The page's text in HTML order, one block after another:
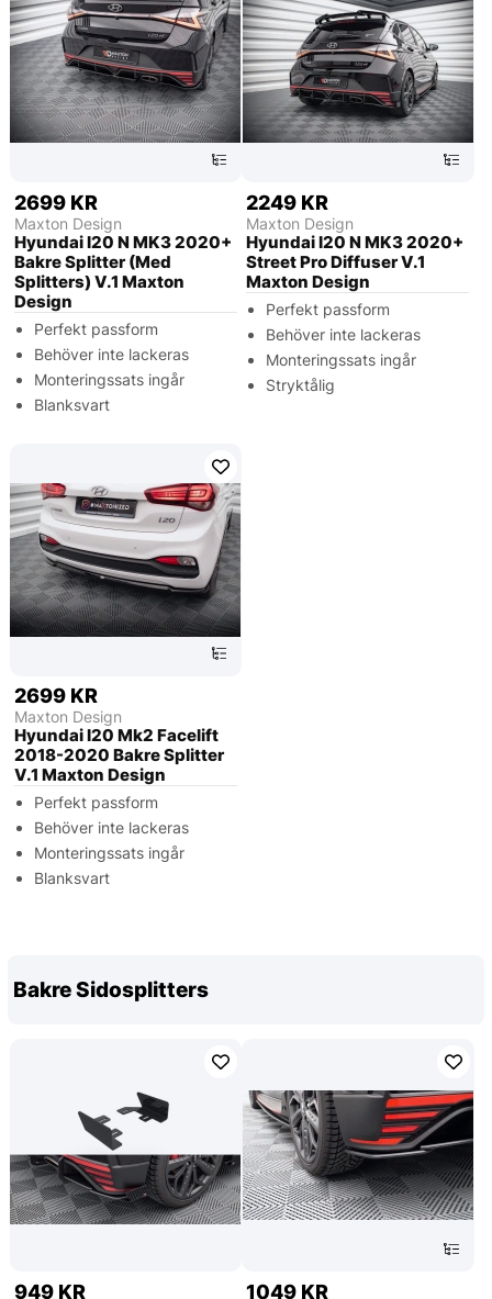
2699 KR
Maxton Design
Hyundai I20 N MK3 2020+
Bakre Splitter (Med
Splitters) V.1 Maxton
Design
Perfekt passform
Behöver inte lackeras
Monteringssats ingår
Blanksvart
2249 KR
Maxton Design
Hyundai I20 N MK3 2020+
Street Pro Diffuser V.1
Maxton Design
Perfekt passform
Behöver inte lackeras
Monteringssats ingår
Stryktålig
2699 KR
Maxton Design
Hyundai I20 Mk2 Facelift
2018-2020 Bakre Splitter
V.1 Maxton Design
Perfekt passform
Behöver inte lackeras
Monteringssats ingår
Blanksvart
Bakre Sidosplitters
949 KR 1049 KR